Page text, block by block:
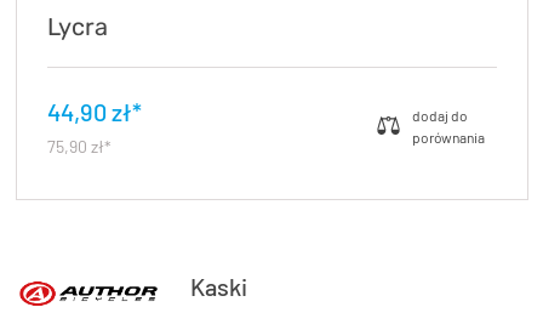
Lycra
44,90 zł*
75,90 zł*
Kaski